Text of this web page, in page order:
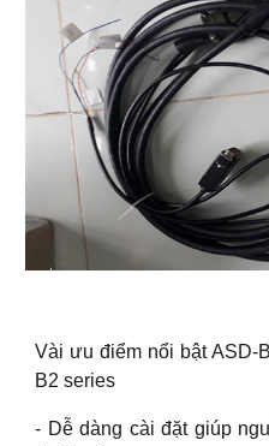
Vài ưu điểm nổi bật ASD-
B2 series
- Dễ dàng cài đặt giúp